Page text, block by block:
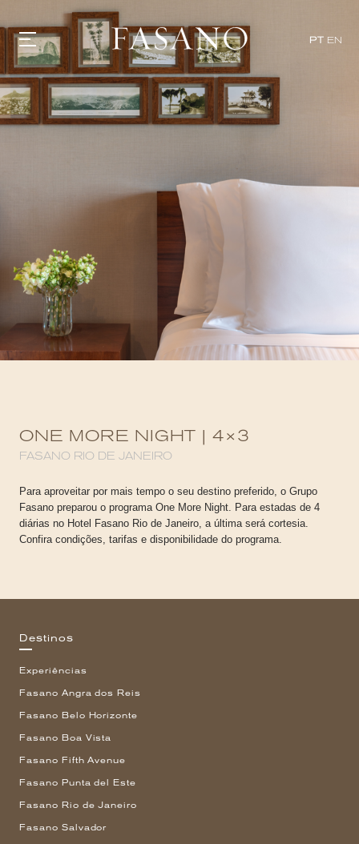
PT EN
GASTRONOMIA
HOTÉIS
SHOP | SELEZIONE
HISTÓRIA
SUSTENTABILIDADE
CONTATO
ONE MORE NIGHT | 4×3
FASANO RIO DE JANEIRO
Para aproveitar por mais tempo o seu destino preferido, o Grupo
Fasano preparou o programa One More Night. Para estadas de 4
diárias no Hotel Fasano Rio de Janeiro, a última será cortesia.
Confira condições, tarifas e disponibilidade do programa.
Destinos
Experiências
Fasano Angra dos Reis
Fasano Belo Horizonte
Fasano Boa Vista
Fasano Fifth Avenue
Fasano Punta del Este
Fasano Rio de Janeiro
Fasano Salvador